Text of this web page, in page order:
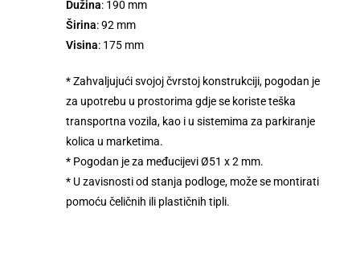
Dužina: 190 mm
Širina: 92 mm
Visina: 175 mm
* Zahvaljujući svojoj čvrstoj konstrukciji, pogodan je
za upotrebu u prostorima gdje se koriste teška
transportna vozila, kao i u sistemima za parkiranje
kolica u marketima.
* Pogodan je za međucijevi Ø51 x 2 mm.
* U zavisnosti od stanja podloge, može se montirati
pomoću čeličnih ili plastičnih tipli.